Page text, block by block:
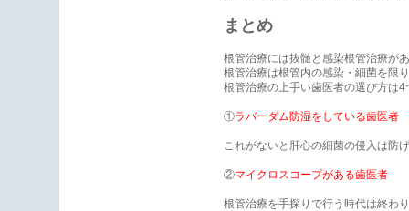
まとめ
根管治療には抜髄と感染根管治療が
根管治療は根管内の感染・細菌を限
根管治療の上手い歯医者の選び方は4
①ラバーダム防湿をしている歯医者
これがないと肝心の細菌の侵入は防
②マイクロスコープがある歯医者
根管治療を手探りで行う時代は終わ